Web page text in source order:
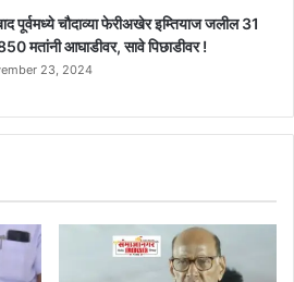
पूर्वमध्ये चौदाव्या फेरीअखेर इम्तियाज जलील 31
मतांनी आघाडीवर, सावे पिछाडीवर !
23, 2024